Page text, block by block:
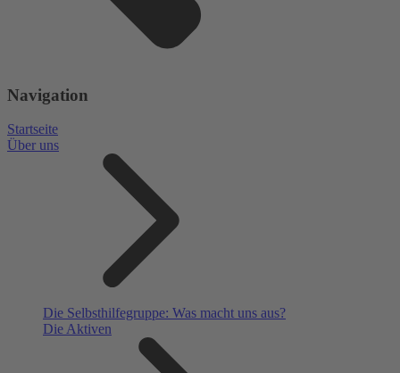
Navigation
Startseite
Über uns
Die Selbsthilfegruppe: Was macht uns aus?
Die Aktiven